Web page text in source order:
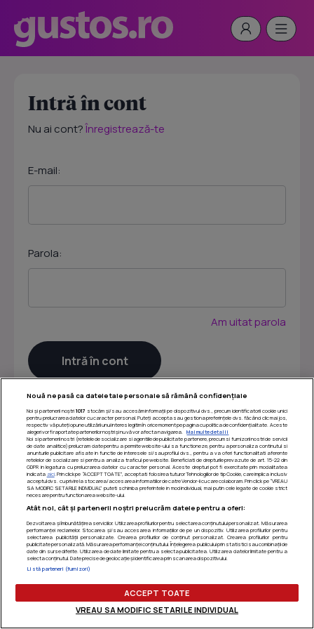
Intră în cont
Nu ai cont?Înregistrează-te
E-mail:
Parola:
Am uitat parola
Termeni si conditii|Politica de confidentialitate|Politica
de utilizare cookie-uri|Gestionați preferințele
Nouă ne pasă ca datele tale personale să rămână confidențiale
Noi și partenerii noștri 1017 stocăm și/sau accesăm informații pe dispozitivul dvs., precum identificatorii cookie unici
pentru prelucrarea datelor cu caracter personal. Puteți accepta sau gestiona preferințele dvs. făcând clic mai jos,
respectiv vă puteți opune utilizării unui interes legitim în orice moment pe pagina cu politica de confidențialitate. Aceste
alegeri vor fi raportate partenerilor noștri și nu vă vor afecta navigarea.
Mai multe detalii
Noi si partenerii nostri (retelele de socializare si agentiile de publicitate partenere, precum si furnizorii nostri de servicii
de date analitice) prelucram date pentru a permite website-ului sa functioneze, pentru a personaliza continutul si
anunturile publicitare afisate in functie de interesele si/sau profilul dvs., pentru a va oferi functionalitati aferente
retelelor de socializare si pentru a analiza traficul pe website. Beneficiati de drepturile prevazute de art. 15-22 din
GDPR in legatura cu prelucrarea datelor cu caracter personal. Aceste drepturi pot fi exercitate prin modalitatea
indicata aici. Prin click pe “ACCEPT TOATE”, acceptati folosirea tuturor Tehnologiilor de tip Cookie, care implica inclusiv
acceptul dvs. cu privire la stocarea/accesarea informatiilor de catre Vendor-ii cu care colaboram. Prin click pe “VREAU
SA MODIFIC SETARILE INDIVIDUAL” puteti schimba preferintele in mod individual, mai putin cele legate de cookie strict
necesare pentru functionarea website-ului.
Atât noi, cât și partenerii noștri prelucrăm datele pentru a oferi:
Dezvoltarea și îmbunătățirea serviciilor. Utilizarea profilurilor pentru selectarea conținutului personalizat. Măsurarea
performanței reclamelor. Stocarea și/sau accesarea informațiilor de pe un dispozitiv. Utilizarea profilurilor pentru
selectarea publicității personalizate. Crearea profilurilor de conținut personalizat. Crearea profilurilor pentru
publicitate personalizată. Măsurarea performanței conținutului. Înțelegerea publicului prin statistici sau combinații de
date din surse diferite. Utilizarea de date limitate pentru a selecta publicitatea. Utilizarea datelor limitate pentru a
selecta conținutul. Date precise de geolocație și identificarea prin scanarea dispozitivului.
Listă parteneri (furnizori)
ACCEPT TOATE
VREAU SA MODIFIC SETARILE INDIVIDUAL